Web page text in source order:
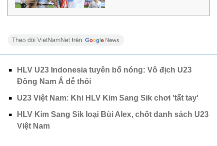
HLV U23 Indonesia tuyên bố nóng: Vô địch U23
Đông Nam Á dễ thôi
U23 Việt Nam: Khi HLV Kim Sang Sik chơi 'tất tay'
HLV Kim Sang Sik loại Bùi Alex, chốt danh sách U23
Việt Nam